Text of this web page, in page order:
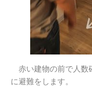
赤い建物の前で人数
に避難をします。